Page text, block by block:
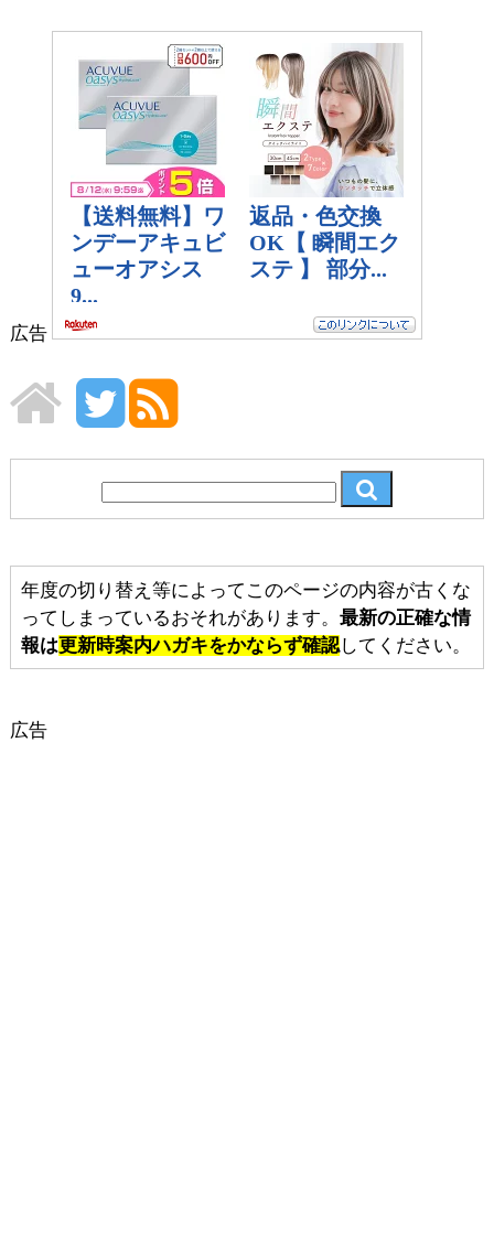
広告
年度の切り替え等によってこのページの内容が古くな
ってしまっているおそれがあります。 最新の正確な情
報は更新時案内ハガキをかならず確認してください。
広告